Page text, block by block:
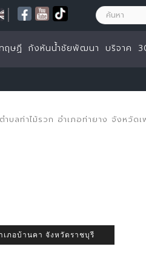
ฤษฏี กังหันน้ำชัยพัฒนา บริจาค
|
บลท่าไม้รวก อำเภอท่ายาง จังหวัดเ
เภอบ้านคา จังหวัดราชบุรี